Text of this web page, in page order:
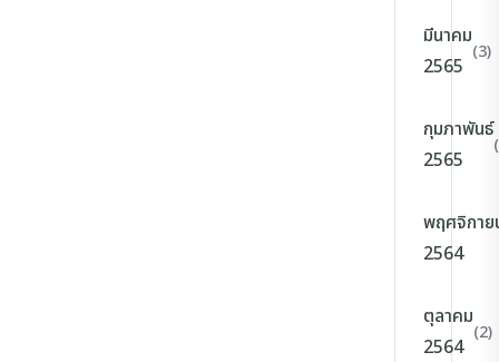
มีนาคม
2565
(3)
กุมภาพันธ์
2565
พฤศจิกาย
2564
ตุลาคม
2564
(2)